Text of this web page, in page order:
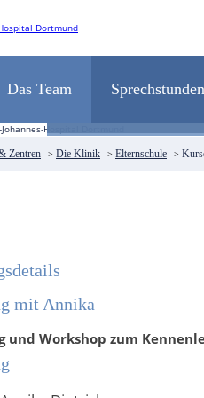
Das Team Sprechstunden
Ihr
Zentren > Die Klinik > Elternschule >
mit Annika
und Workshop zum